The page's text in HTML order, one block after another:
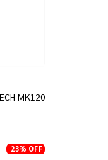
MK120
23% OFF